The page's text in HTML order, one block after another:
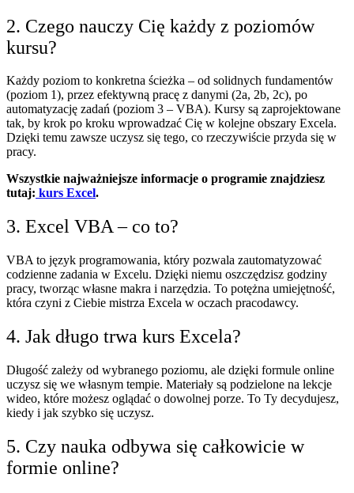
2. Czego nauczy Cię każdy z poziomów
kursu?
Każdy poziom to konkretna ścieżka – od solidnych fundamentów
(poziom 1), przez efektywną pracę z danymi (2a, 2b, 2c), po
automatyzację zadań (poziom 3 – VBA). Kursy są zaprojektowane
tak, by krok po kroku wprowadzać Cię w kolejne obszary Excela.
Dzięki temu zawsze uczysz się tego, co rzeczywiście przyda się w
pracy.
Wszystkie najważniejsze informacje o programie znajdziesz
tutaj: kurs Excel.
3. Excel VBA – co to?
VBA to język programowania, który pozwala zautomatyzować
codzienne zadania w Excelu. Dzięki niemu oszczędzisz godziny
pracy, tworząc własne makra i narzędzia. To potężna umiejętność,
która czyni z Ciebie mistrza Excela w oczach pracodawcy.
4. Jak długo trwa kurs Excela?
Długość zależy od wybranego poziomu, ale dzięki formule online
uczysz się we własnym tempie. Materiały są podzielone na lekcje
wideo, które możesz oglądać o dowolnej porze. To Ty decydujesz,
kiedy i jak szybko się uczysz.
5. Czy nauka odbywa się całkowicie w
formie online?